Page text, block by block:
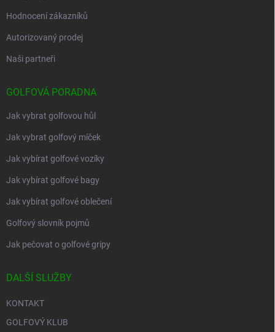
Hodnocení zákazníků
Autorizovaný prodej
Naši partneři
GOLFOVÁ PORADNA
Jak vybrat golfovou hůl
Jak vybrat golfový míček
Jak vybírat golfové vozíky
Jak vybírat golfové bagy
Jak vybírat golfové oblečení
Golfový slovník pojmů
Jak pečovat o golfové gripy
DALŠÍ SLUŽBY
KONTAKT
GOLFOVÝ KLUB